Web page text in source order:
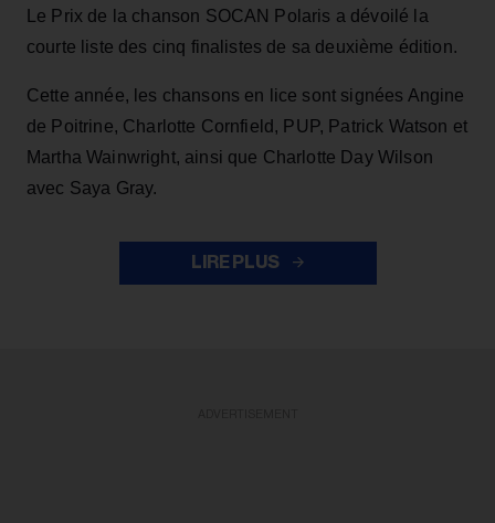
Le Prix de la chanson SOCAN Polaris a dévoilé la
courte liste des cinq finalistes de sa deuxième édition.
Cette année, les chansons en lice sont signées Angine
de Poitrine, Charlotte Cornfield, PUP, Patrick Watson et
Martha Wainwright, ainsi que Charlotte Day Wilson
avec Saya Gray.
LIRE PLUS